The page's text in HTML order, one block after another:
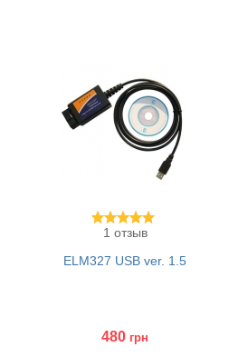
1 отзыв
ELM327 USB ver. 1.5
480 грн